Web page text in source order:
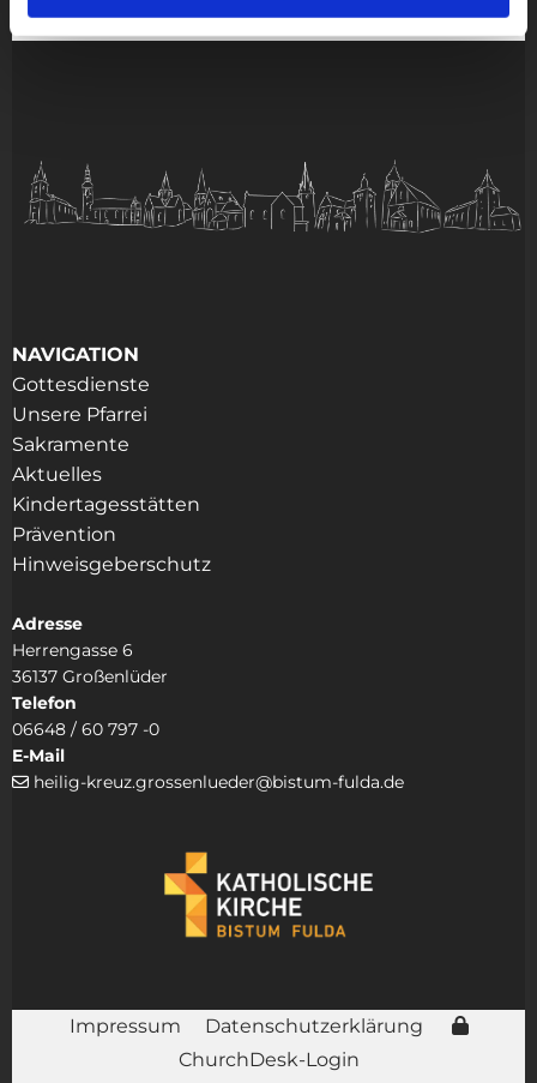
NAVIGATION
Gottesdienste
Unsere Pfarrei
Sakramente
Aktuelles
Kindertagesstätten
Prävention
Hinweisgeberschutz
Adresse
Herrengasse 6
36137 Großenlüder
Telefon
06648 / 60 797 -0
E-Mail
 heilig-kreuz.grossenlueder@bistum-fulda.de
Impressum
Datenschutzerklärung
ChurchDesk-Login